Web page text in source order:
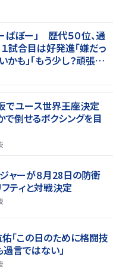
ばぼー」 歴代５０位、通
試合目は好発進「嫌だっ
も」「もう少し？頑張り
でユース世界王座決定
倒せるボクシングを目
ジャーが８月28日の防衛
ティと対戦決定
佑「この日のために格闘技
言ではない」